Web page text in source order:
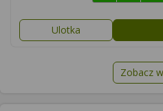
Ulotka
Zobacz